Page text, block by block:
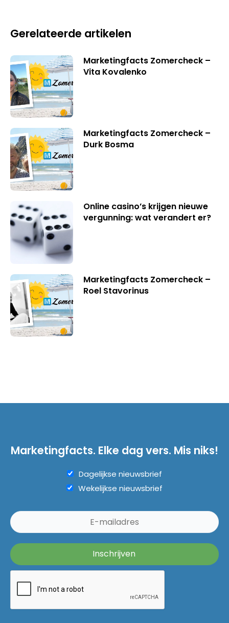
Gerelateerde artikelen
Marketingfacts Zomercheck –
Vita Kovalenko
Marketingfacts Zomercheck –
Durk Bosma
Online casino’s krijgen nieuwe
vergunning: wat verandert er?
Marketingfacts Zomercheck –
Roel Stavorinus
Marketingfacts. Elke dag vers. Mis niks!
Dagelijkse nieuwsbrief
Wekelijkse nieuwsbrief